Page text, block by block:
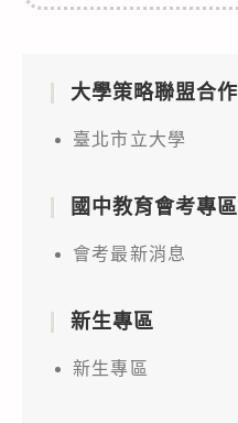
大學策略聯盟合作
臺北市立大學
國中教育會考專區
會考最新消息
新生專區
新生專區